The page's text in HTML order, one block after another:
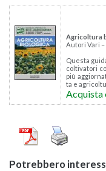
Agri­col­tu­ra
Au­to­ri Vari –
Que­sta
col­ti­va­to­ri
più
ta e
Ac­qui­sta
Po­treb­be­ro